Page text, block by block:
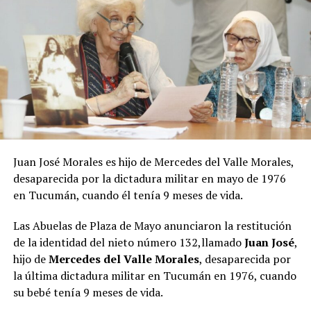
Evo Morales , ex presidente boliviano y uno de los
principales líderes de la región, sostuvo que los
deber de proteger los recursos estratégicos, como el
litio; distribuir las riquezas para enfrentar la creciente
desigualdad; y avanzar en un proyecto de moneda
común para América Latina y el Caribe.
Juan José Morales es hijo de Mercedes del Valle Morales,
desaparecida por la dictadura militar en mayo de 1976
en Tucumán, cuando él tenía 9 meses de vida.
Las Abuelas de Plaza de Mayo anunciaron la restitución
de la identidad del nieto número 132,llamadoJuan José,
hijo deMercedes del Valle Morales, desaparecida por
la última dictadura militar en Tucumán en 1976, cuando
su bebé tenía 9 meses de vida.